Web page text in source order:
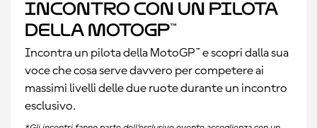
Incontro con un pilota
della MotoGP™
Incontra un pilota della MotoGP™ e scopri dalla sua
voce che cosa serve davvero per competere ai
massimi livelli delle due ruote durante un incontro
esclusivo.